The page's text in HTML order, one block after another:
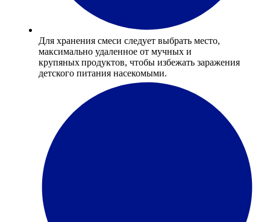
Для хранения смеси следует выбрать место,
максимально удаленное от мучных и
крупяных продуктов, чтобы избежать заражения
детского питания насекомыми.